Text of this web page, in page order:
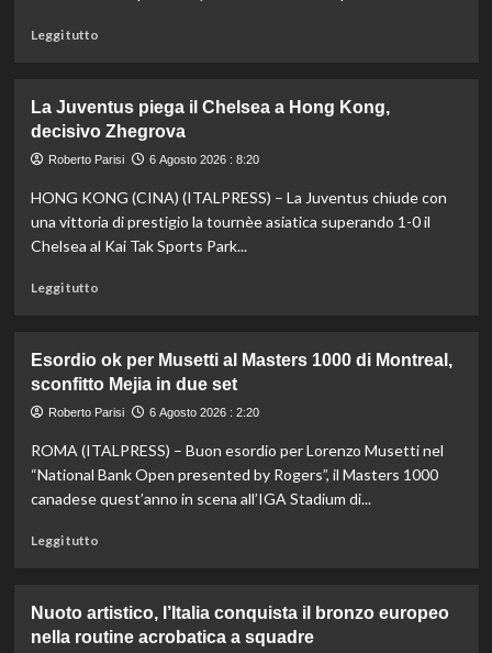
arriva
nel
sincro
Pizzini
Leggi tuttoLeggi
Fifa,
Priante
(Siga)
credibilità
del
sistema
La Juventus piega il Chelsea a Hong Kong,
decisivo Zhegrova
Roberto Parisi 6 Agosto 2026 : 8:20
HONG KONG (CINA) (ITALPRESS) – La Juventus chiude con
una vittoria di prestigio la tournèe asiatica superando 1-0 il
Chelsea al Kai Tak Sports Park...
Leggi tuttoLeggi
La
Juventus
piega
Chelsea
a
Hong
Esordio ok per Musetti al Masters 1000 di Montreal,
sconfitto Mejia in due set
Roberto Parisi 6 Agosto 2026 : 2:20
ROMA (ITALPRESS) – Buon esordio per Lorenzo Musetti nel
“National Bank Open presented by Rogers”, il Masters 1000
canadese quest’anno in scena all’IGA Stadium di...
Leggi tuttoLeggi
Esordio
ok
Nuoto artistico, l’Italia conquista il bronzo europeo
nella routine acrobatica a squadre